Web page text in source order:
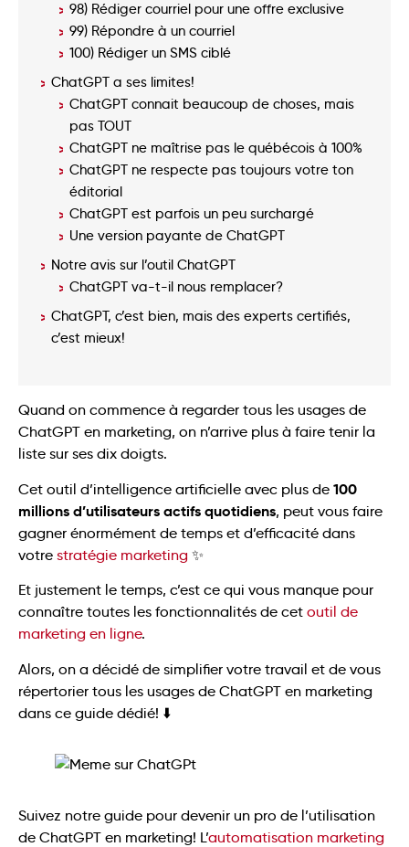
98) Rédiger courriel pour une offre exclusive
99) Répondre à un courriel
100) Rédiger un SMS ciblé
ChatGPT a ses limites!
ChatGPT connait beaucoup de choses, mais
pas TOUT
ChatGPT ne maîtrise pas le québécois à 100%
ChatGPT ne respecte pas toujours votre ton
éditorial
ChatGPT est parfois un peu surchargé
Une version payante de ChatGPT
Notre avis sur l’outil ChatGPT
ChatGPT va-t-il nous remplacer?
ChatGPT, c’est bien, mais des experts certifiés,
c’est mieux!
Quand on commence à regarder tous les usages de
ChatGPT en marketing, on n’arrive plus à faire tenir la
liste sur ses dix doigts.
Cet outil d’intelligence artificielle avec plus de 100
millions d’utilisateurs actifs quotidiens, peut vous faire
gagner énormément de temps et d’efficacité dans
votre stratégie marketing ✨
Et justement le temps, c’est ce qui vous manque pour
connaître toutes les fonctionnalités de cet outil de
marketing en ligne.
Alors, on a décidé de simplifier votre travail et de vous
répertorier tous les usages de ChatGPT en marketing
dans ce guide dédié! ⬇️
Suivez notre guide pour devenir un pro de l’utilisation
de ChatGPT en marketing! L’automatisation marketing